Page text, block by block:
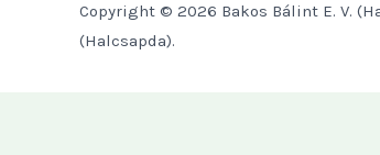
Copyright © 2026 Bakos Bálint E. V.
(Halcsapda).